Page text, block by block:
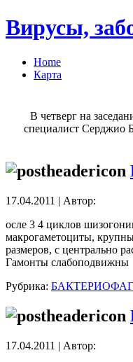
Вирусы,
Home
Карта
В четверг на
специалист Серджио
17.04.2011 | Автор:
осле 3 4 циклов
макрогаметоциты,
размеров, с центрально
Гамонты слабоподвижны
Рубрика: БАКТЕРИОФАГ
17.04.2011 | Автор: